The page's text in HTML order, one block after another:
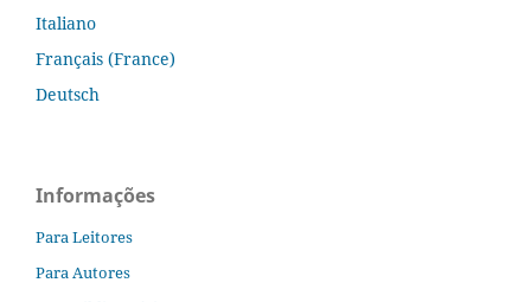
Italiano
Français (France)
Deutsch
Informações
Para Leitores
Para Autores